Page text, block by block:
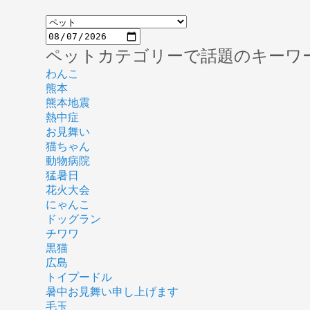
ペットカテゴリーで話題のキーワ
わんこ
熊本
熊本地震
熱中症
お見舞い
猫ちゃん
動物病院
猛暑日
花火大会
にゃんこ
ドッグラン
チワワ
黒猫
広島
トイプードル
暑中お見舞い申し上げます
毛玉